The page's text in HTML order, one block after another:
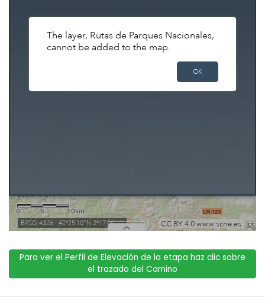
Para ver el Perfil de Elevación de la etapa haz clic sobre
el trazado del Camino